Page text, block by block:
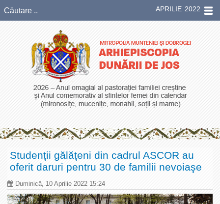
APRILIE 2022
Studenţii gălăţeni din cadrul ASCOR au
oferit daruri pentru 30 de familii nevoiaşe
Duminică, 10 Aprilie 2022 15:24